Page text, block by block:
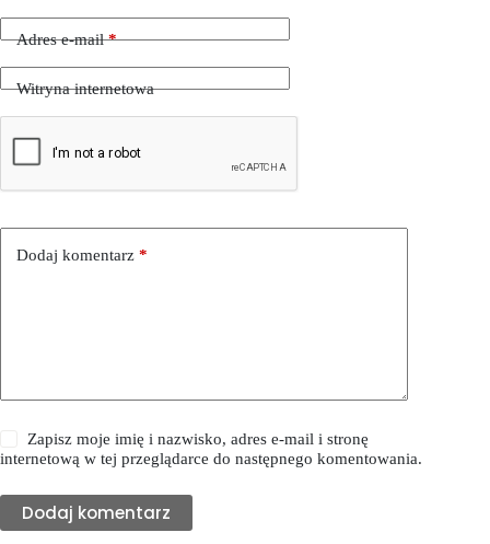
Adres e-mail*
Witryna internetowa
Dodaj komentarz *
Zapisz moje imię i nazwisko, adres e-mail i stronę
internetową w tej przeglądarce do następnego komentowania.
Dodaj komentarz